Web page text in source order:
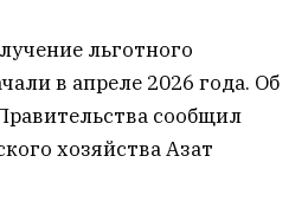
льготного
в апреле 2026 года. Об
сообщил
хозяйства Азат